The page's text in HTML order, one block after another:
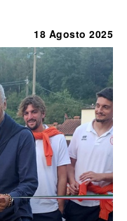
18 Agosto 2025